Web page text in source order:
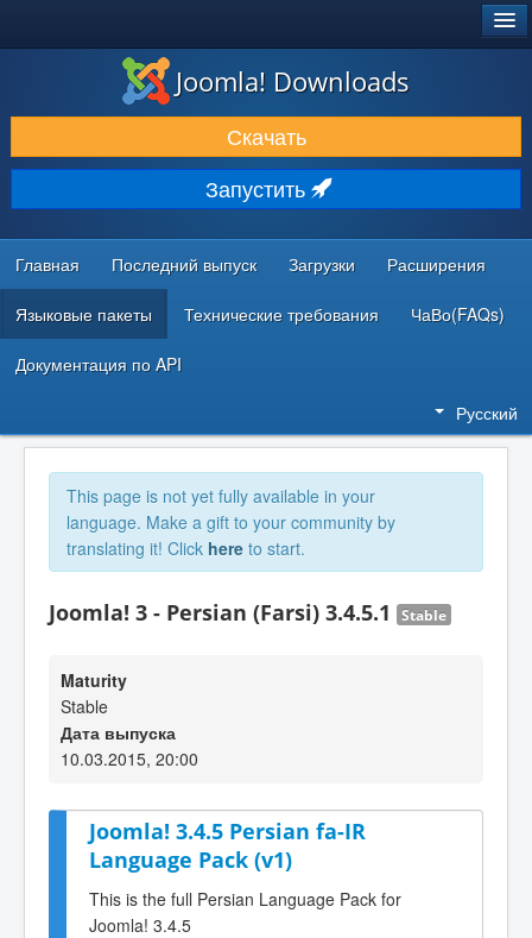
ЗАГРУЗКИ И РАСШИРЕНИЯ
ДОКУМЕНТАЦИЯ И ОБУЧЕНИЕ
СООБЩЕСТВО И ПОДДЕРЖКА
РЕСУРСЫ ДЛЯ РАЗРАБОТЧИКОВ
Joomla! Downloads
Скачать
Запустить
Главная Последний выпуск Загрузки Расширения
Языковые пакеты Технические требования ЧаВо(FAQs)
Документация по API
Русский
This page is not yet fully available in your
language. Make a gift to your community by
translating it! Click here to start.
Joomla! 3 - Persian (Farsi) 3.4.5.1 Stable
Maturity
Stable
Дата выпуска
10.03.2015, 20:00
Joomla! 3.4.5 Persian fa-IR
Language Pack (v1)
This is the full Persian Language Pack for
Joomla! 3.4.5